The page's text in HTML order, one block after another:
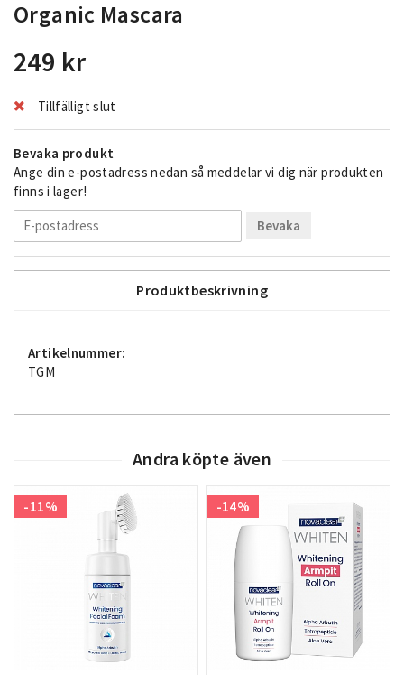
Organic Mascara
249 kr
Tillfälligt slut
Bevaka produkt
Ange din e-postadress nedan så meddelar vi dig när produkten
finns i lager!
Bevaka
Produktbeskrivning
Artikelnummer:
TGM
Andra köpte även
-11% -14%